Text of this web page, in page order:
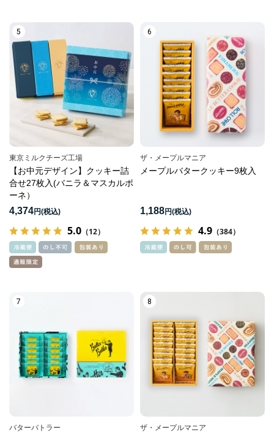
5
東京ミルクチーズ工場
【お中元デザイン】クッキー詰
合せ27枚入(バニラ＆マスカルポ
ーネ）
4,374円
5.0 （12）
6
ザ・メープルマニア
メープルバタークッキー9枚入
1,188円
4.9 （384）
7
バターバトラー
8
ザ・メープルマニア